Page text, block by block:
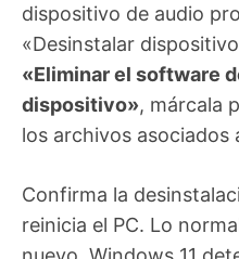
dispositivo de audio
«Desinstalar
«Eliminar el software
dispositivo», márcala
los archivos asociados
Confirma la
reinicia el PC. Lo